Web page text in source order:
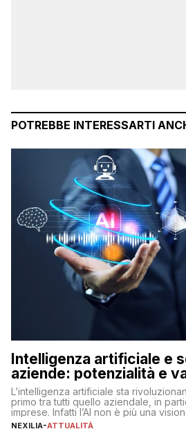
POTREBBE INTERESSARTI
Intelligenza artificiale e
aziende: potenzialità e
L’intelligenza artificiale sta
primo tra tutti quello aziendale, in
imprese. Infatti l’AI non è più una
realtà operativa che sta portando a
NEXILIA-ATTUALITÀ